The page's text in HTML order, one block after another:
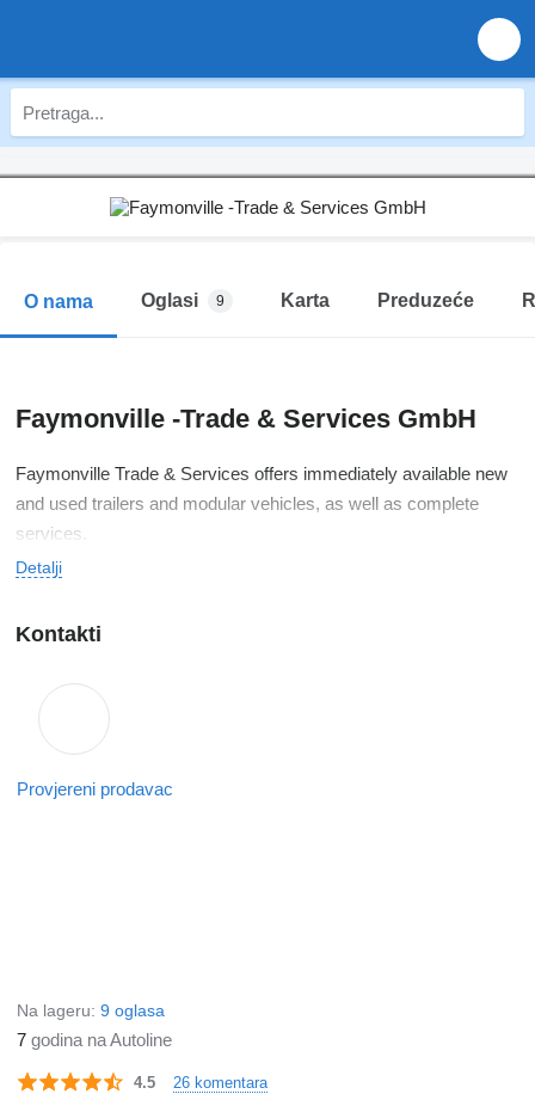
O nama Oglasi 9 Karta Preduzeće
Faymonville -Trade & Services GmbH
Faymonville Trade & Services offers immediately available new
and used trailers and modular vehicles, as well as complete
services.
Detalji
Kontakti
Provjereni prodavac
Na lageru: 9 oglasa
7 godina na Autoline
4.5 26 komentara